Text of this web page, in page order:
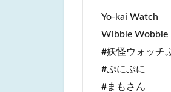
Yo-kai Watch
Wibble Wobble
#妖怪ウォッチ
#ぷにぷに
#まもさん